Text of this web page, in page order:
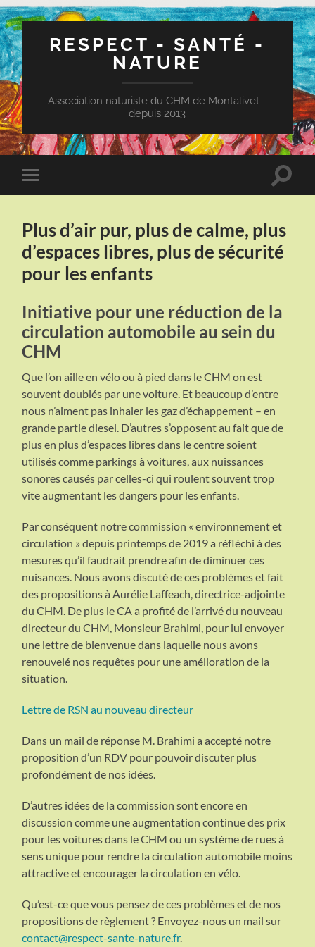
RESPECT - SANTÉ -
NATURE
Association naturiste du CHM de Montalivet -
depuis 2013
Toggle
mobile
Toggle
Plus d’air pur, plus de calme, plus
d’espaces libres, plus de sécurité
pour les enfants
Initiative pour une réduction de la
circulation automobile au sein du
CHM
Que l’on aille en vélo ou à pied dans le CHM on est
souvent doublés par une voiture. Et beaucoup d’entre
nous n’aiment pas inhaler les gaz d’échappement – en
grande partie diesel. D’autres s’opposent au fait que de
plus en plus d’espaces libres dans le centre soient
utilisés comme parkings à voitures, aux nuissances
sonores causés par celles-ci qui roulent souvent trop
vite augmentant les dangers pour les enfants.
Par conséquent notre commission « environnement et
circulation » depuis printemps de 2019 a réfléchi à des
mesures qu’il faudrait prendre afin de diminuer ces
nuisances. Nous avons discuté de ces problèmes et fait
des propositions à Aurélie Laffeach, directrice-adjointe
du CHM. De plus le CA a profité de l’arrivé du nouveau
directeur du CHM, Monsieur Brahimi, pour lui envoyer
une lettre de bienvenue dans laquelle nous avons
renouvelé nos requêtes pour une amélioration de la
situation.
Lettre de RSN au nouveau directeur
Dans un mail de réponse M. Brahimi a accepté notre
proposition d’un RDV pour pouvoir discuter plus
profondément de nos idées.
D’autres idées de la commission sont encore en
discussion comme une augmentation continue des prix
pour les voitures dans le CHM ou un système de rues à
sens unique pour rendre la circulation automobile moins
attractive et encourager la circulation en vélo.
Qu’est-ce que vous pensez de ces problèmes et de nos
propositions de règlement ? Envoyez-nous un mail sur
contact@respect-sante-nature.fr.